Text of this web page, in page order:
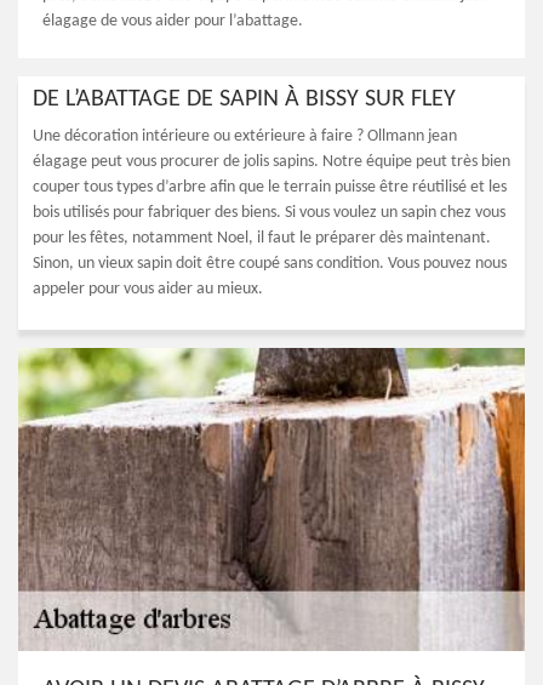
élagage de vous aider pour l’abattage.
DE L’ABATTAGE DE SAPIN À BISSY SUR FLEY
Une décoration intérieure ou extérieure à faire ? Ollmann jean
élagage peut vous procurer de jolis sapins. Notre équipe peut très bien
couper tous types d’arbre afin que le terrain puisse être réutilisé et les
bois utilisés pour fabriquer des biens. Si vous voulez un sapin chez vous
pour les fêtes, notamment Noel, il faut le préparer dès maintenant.
Sinon, un vieux sapin doit être coupé sans condition. Vous pouvez nous
appeler pour vous aider au mieux.